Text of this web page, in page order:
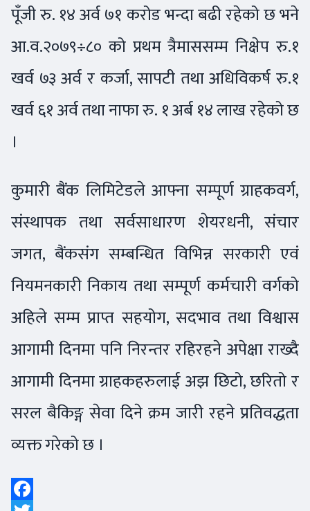
पूँजी रु. १४ अर्व ७१ करोड भन्दा बढी रहेको छ भने
आ.व.२०७९÷८० को प्रथम त्रैमाससम्म निक्षेप रु.१
खर्व ७३ अर्व र कर्जा, सापटी तथा अधिविकर्ष रु.१
खर्व ६१ अर्व तथा नाफा रु. १ अर्ब १४ लाख रहेको छ
।
कुमारी बैंक लिमिटेडले आफ्ना सम्पूर्ण ग्राहकवर्ग,
संस्थापक तथा सर्वसाधारण शेयरधनी, संचार
जगत, बैंकसंग सम्बन्धित विभिन्न सरकारी एवं
नियमनकारी निकाय तथा सम्पूर्ण कर्मचारी वर्गको
अहिले सम्म प्राप्त सहयोग, सदभाव तथा विश्वास
आगामी दिनमा पनि निरन्तर रहिरहने अपेक्षा राख्दै
आगामी दिनमा ग्राहकहरुलाई अझ छिटो, छरितो र
सरल बैकिङ्ग सेवा दिने क्रम जारी रहने प्रतिवद्धता
व्यक्त गरेको छ ।